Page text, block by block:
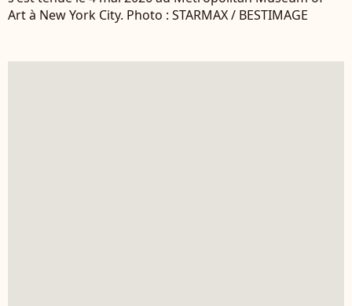
Art à New York City. Photo : STARMAX / BESTIMAGE